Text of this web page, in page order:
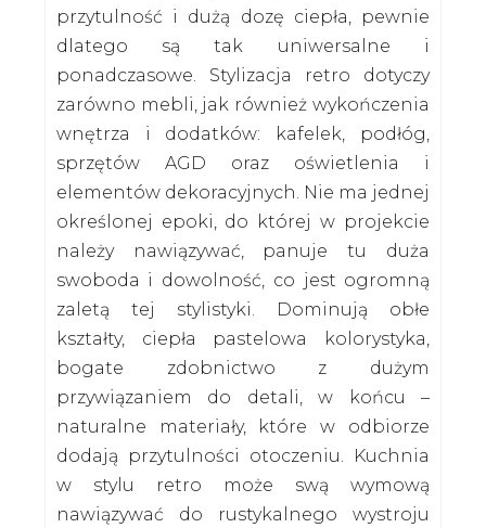
przytulność i dużą dozę ciepła, pewnie
dlatego są tak uniwersalne i
ponadczasowe. Stylizacja retro dotyczy
zarówno mebli, jak również wykończenia
wnętrza i dodatków: kafelek, podłóg,
sprzętów AGD oraz oświetlenia i
elementów dekoracyjnych. Nie ma jednej
określonej epoki, do której w projekcie
należy nawiązywać, panuje tu duża
swoboda i dowolność, co jest ogromną
zaletą tej stylistyki. Dominują obłe
kształty, ciepła pastelowa kolorystyka,
bogate zdobnictwo z dużym
przywiązaniem do detali, w końcu –
naturalne materiały, które w odbiorze
dodają przytulności otoczeniu. Kuchnia
w stylu retro może swą wymową
nawiązywać do rustykalnego wystroju